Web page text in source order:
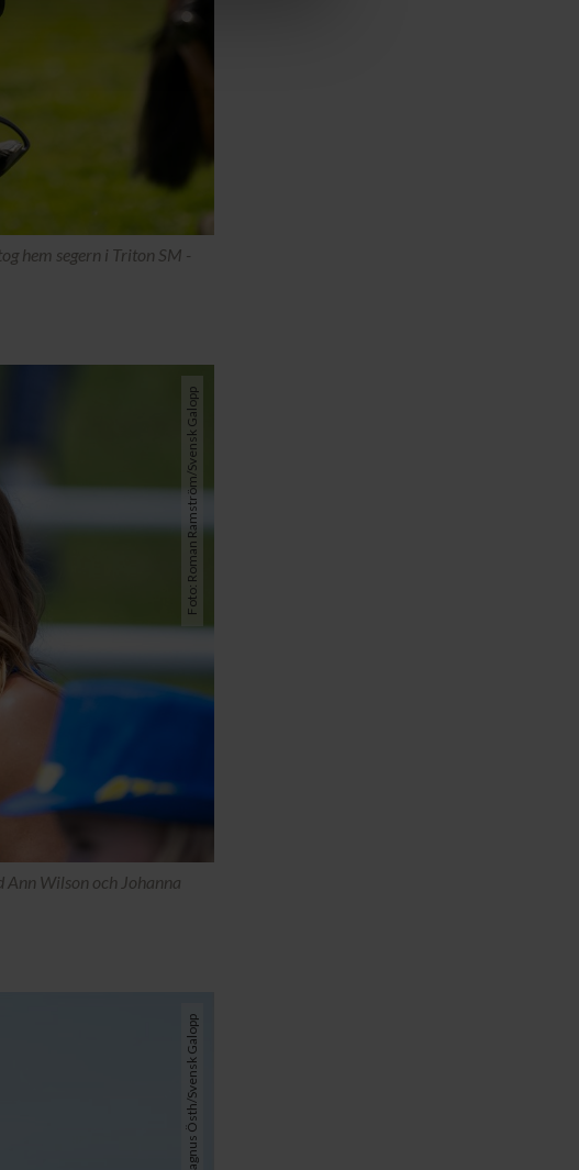
hem segern i Triton SM -
Foto: Roman Ramström/Svensk Galopp
Wilson och Johanna
Foto: Magnus Östh/Svensk Galopp